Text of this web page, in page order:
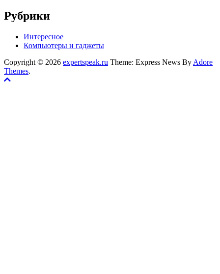
Рубрики
Интересное
Компьютеры и гаджеты
Copyright © 2026 expertspeak.ru Theme: Express News By Adore
Themes.